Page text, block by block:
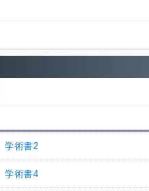
学術書2
学術書4